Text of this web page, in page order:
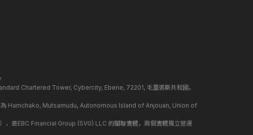
Chartered Tower, Cybercity, Ebene, 72201, 毛里裘斯共和國。
為 Hamchako, Mutsamudu, Autonomous Island of Anjouan, Union of
是EBC Financial Group (SVG) LLC 的關聯實體，兩個實體獨立營運